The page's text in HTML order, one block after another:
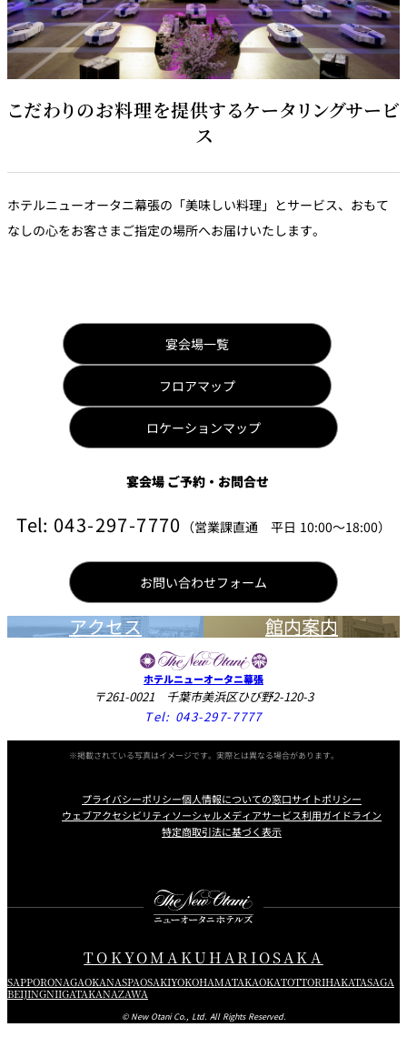
こだわりのお料理を提供するケータリングサービ
ス
ホテルニューオータニ幕張の「美味しい料理」とサービス、おもて
なしの心をお客さまご指定の場所へお届けいたします。
宴会場一覧
フロアマップ
ロケーションマップ
宴会場 ご予約・お問合せ
Tel: 043-297-7770 （営業課直通 平日 10:00～18:00）
お問い合わせフォーム
アクセス 館内案内
ホテルニューオータニ幕張
〒261-0021 千葉市美浜区ひび野2-120-3
Tel: 043-297-7777
※掲載されている写真はイメージです。実際とは異なる場合があります。
プライバシーポリシー個人情報についての窓口サイトポリシー
ウェブアクセシビリティソーシャルメディアサービス利用ガイドライン
特定商取引法に基づく表示
TOKYOMAKUHARIOSAKA
SAPPORONAGAOKANASPAOSAKIYOKOHAMATAKAOKATOTTORIHAKATASAGA
BEIJINGNIIGATAKANAZAWA
© New Otani Co., Ltd. All Rights Reserved.